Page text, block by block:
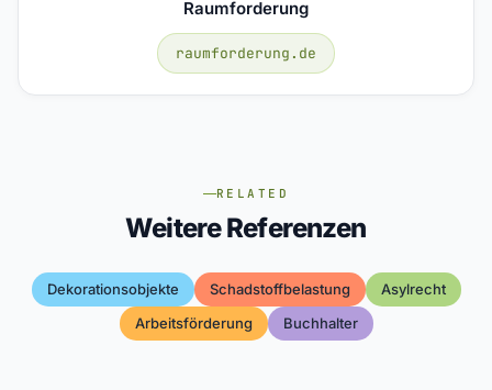
Raumforderung
raumforderung.de
RELATED
Weitere Referenzen
Dekorationsobjekte Schadstoffbelastung
Asylrecht
Arbeitsförderung
Buchhalter